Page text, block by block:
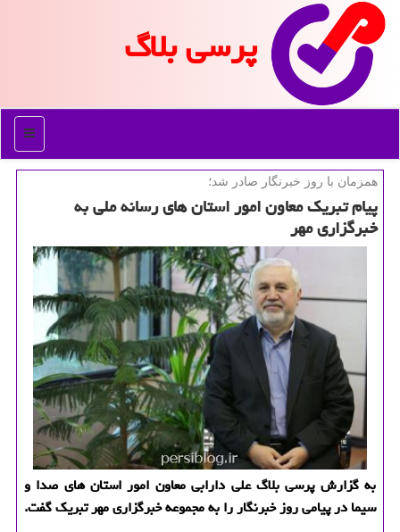
پرسی بلاگ
منو
همزمان با روز خبرنگار صادر شد؛
پیام تبریك معاون امور استان های رسانه ملی به
خبرگزاری مهر
به گزارش پرسی بلاگ علی دارابی معاون امور استان های صدا و
سیما در پیامی روز خبرنگار را به مجموعه خبرگزاری مهر تبریك گفت.